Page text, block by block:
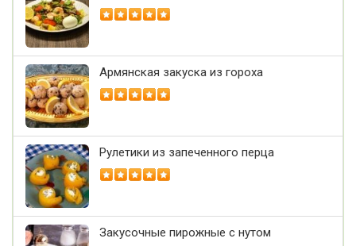
Армянская закуска из гороха
Рулетики из запеченного перца
Закусочные пирожные с нутом